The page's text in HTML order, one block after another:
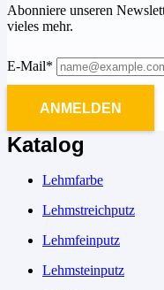
Abonniere unseren
vieles mehr.
E-Mail*
ANMELDEN
Katalog
Lehmfarbe
Lehmstreichputz
Lehmfeinputz
Lehmsteinputz